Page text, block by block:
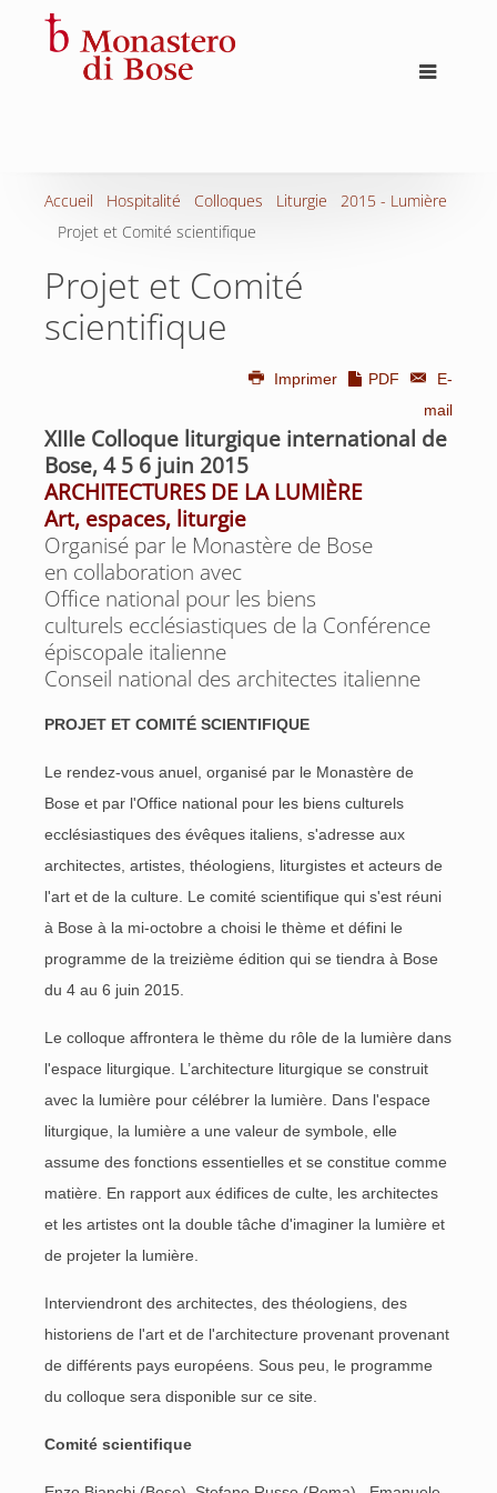
Accueil Hospitalité Colloques Liturgie
2015 - Lumière
Projet et Comité scientifique
Projet et Comité
scientifique
Imprimer PDF
E-
mail
XIIIe Colloque liturgique international de
Bose, 4 5 6 juin 2015
ARCHITECTURES DE LA LUMIÈRE
Art, espaces, liturgie
Organisé par le Monastère de Bose
en collaboration avec
Office national pour les biens
culturels ecclésiastiques de la Conférence
épiscopale italienne
Conseil national des architectes italienne
PROJET ET COMITÉ SCIENTIFIQUE
Le rendez-vous anuel, organisé par le Monastère de
Bose et par l'Office national pour les biens culturels
ecclésiastiques des évêques italiens, s'adresse aux
architectes, artistes, théologiens, liturgistes et acteurs de
l'art et de la culture. Le comité scientifique qui s'est réuni
à Bose à la mi-octobre a choisi le thème et défini le
programme de la treizième édition qui se tiendra à Bose
du 4 au 6 juin 2015.
Le colloque affrontera le thème du rôle de la lumière dans
l'espace liturgique. L’architecture liturgique se construit
avec la lumière pour célébrer la lumière. Dans l'espace
liturgique, la lumière a une valeur de symbole, elle
assume des fonctions essentielles et se constitue comme
matière. En rapport aux édifices de culte, les architectes
et les artistes ont la double tâche d'imaginer la lumière et
de projeter la lumière.
Interviendront des architectes, des théologiens, des
historiens de l'art et de l'architecture provenant provenant
de différents pays européens. Sous peu, le programme
du colloque sera disponible sur ce site.
Comité scientifique